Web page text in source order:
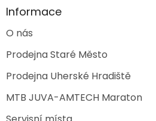
Informace
O nás
Prodejna Staré Město
Prodejna Uherské Hradiště
MTB JUVA-AMTECH Maraton